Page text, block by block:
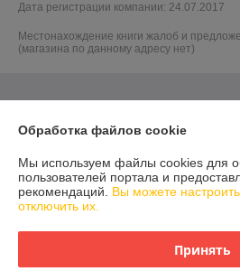
Дата регистрации компании: 24.07.2017
Местонахождение книги жалоб и
(магазина по данному адресу нет)
Обработка файлов cookie
Мы используем файлы cookies для
пользователей портала и
рекомендаций. Вы можете
отключить их.
Принять